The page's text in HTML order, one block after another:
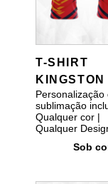
T-SHIRT
KINGSTON
Personalização
sublimação
Qualquer cor |
Qualquer
Sob